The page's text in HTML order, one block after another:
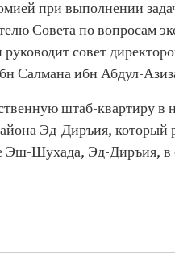
при выполнении
Совета по вопросам
совет
Салмана ибн Абдул-
штаб-квартиру в
Эд-Диръия, который
Эш-Шухада, Эд-Диръия, в